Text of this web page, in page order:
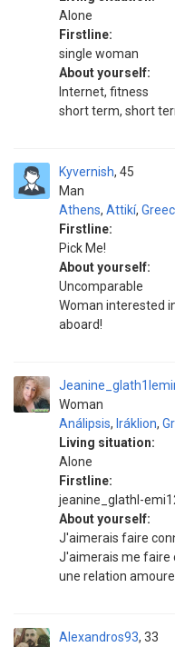
Alone
Firstline:
single woman
About yourself:
Internet, fitness
short term, short
Kyvernish
Man
45
Athens, Attikí,
Firstline:
Pick Me!
About yourself:
Uncomparable
Woman interested
aboard!
Woman
Análipsis, Iráklion,
Living situation:
Alone
Firstline:
jeanine_glathl-
About yourself:
J'aimerais faire
J'aimerais me faire
une relation
Alexandros93 33